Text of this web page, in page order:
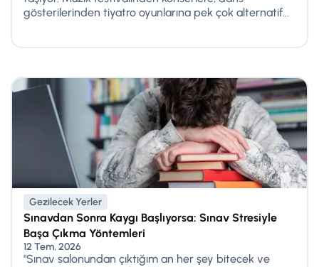
gösterilerinden tiyatro oyunlarına pek çok alternatif...
Gezilecek Yerler
Sınavdan Sonra Kaygı Başlıyorsa: Sınav Stresiyle
Başa Çıkma Yöntemleri
12 Tem, 2026
"Sınav salonundan çıktığım an her şey bitecek ve